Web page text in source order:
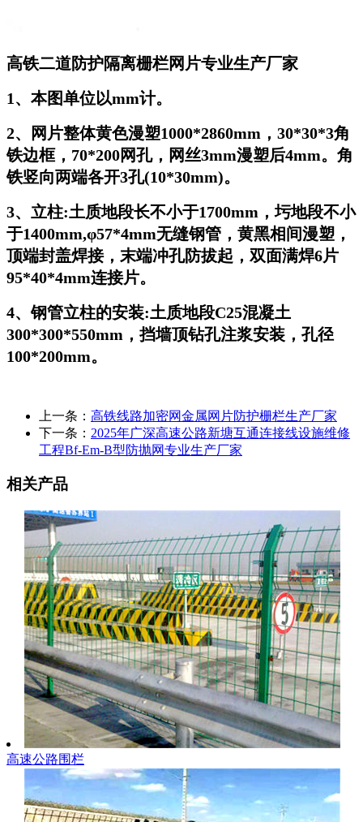
高铁二道防护隔离栅栏网片专业生产厂家
1、本图单位以mm计。
2、网片整体黄色漫塑1000*2860mm，30*30*3角
铁边框，70*200网孔，网丝3mm漫塑后4mm。角
铁竖向两端各开3孔(10*30mm)。
3、立柱:土质地段长不小于1700mm，圬地段不小
于1400mm,φ57*4mm无缝钢管，黄黑相间漫塑，
顶端封盖焊接，末端冲孔防拔起，双面满焊6片
95*40*4mm连接片。
4、钢管立柱的安装:土质地段C25混凝土
300*300*550mm，挡墙顶钻孔注浆安装，孔径
100*200mm。
上一条： 高铁线路加密网金属网片防护栅栏生产厂家
下一条： 2025年广深高速公路新塘互通连接线设施维修
工程Bf-Em-B型防抛网专业生产厂家
相关产品
高速公路围栏